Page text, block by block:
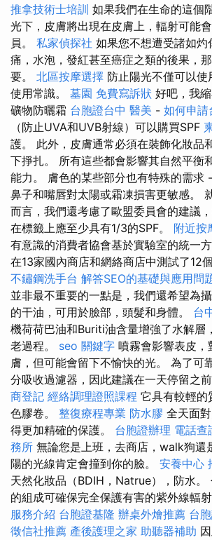
推拿技術士培訓 如果我們在生命的這個
光下，皮膚將出現在皮膚上，輻射可能
員。 私家偵探社 如果您不想遭受諸如灼
痛，水泡，發紅甚至癌症之類的後果，
要。 北區按摩選擇 防止陽光不僅可以
使用常識。 墓園 免費寫訴狀 好吧，我
礦物防曬霜 台胞證台中 醫美 - 如何申請
（防止UVA和UVB射線）可以購買SPF
護。 此外，皮膚通常必須在裝飾化妝品
下掙扎。 所有這些都會影響其自然平衡
能力。 膚色的某些部分也有特殊的需求
鼻子和嘴唇對太陽或霜凍損害更敏感。
而言，我們還考慮了歐盟委員會的建議
在標籤上應至少具有1/3的SPF。 附近按
有意識的消費者協會基於實驗室的統一
在13家國內商店和網絡商店中測試了12
不鏽鋼洗手台 解答SEO的基礎與應用問
並非最不重要的一點是，我們還希望為
的干油，可用於臉部，頭髮和身體。 台
機荷荷巴油和Buriti油含量增強了水解層
老過程。 seo 關鍵字 噴霧會影響表皮，
膚，但可能會留下不愉快的光。 為了可
分吸收過濾器，因此建議在一天停留之
商登記 經絡調理證照課程 它具有較輕的
色膠卷。 整復療程專業 防水膠 全天面
得更加精確的保護。 台胞證辦理 電話查
務所 無論您是上班，去商店，walk狗還
陽的光線肯定會撞到你的臉。 安養中心
天然化妝品（BDIH，Natrue），防水。
的組成可確保完全保護有害的紫外線輻射
服務介紹 台胞證基隆 辦桌外燴推薦 台
徵信社推薦 產後護理之家 助聽器補助